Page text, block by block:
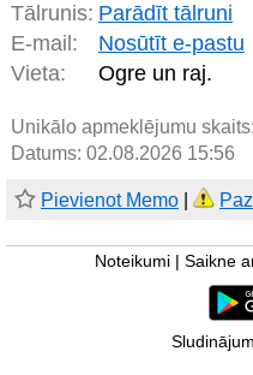
Tālrunis: Parādīt tālruni
E-mail:
Nosūtīt e-pastu
Vieta:
Ogre un raj.
Unikālo apmeklējumu skaits:
Datums: 02.08.2026 15:56
Pievienot Memo
Noteikumi Saikne